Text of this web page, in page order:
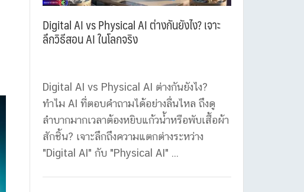
Digital AI vs Physical AI ต่างกันยังไง? เจาะ
ลึกวิธีสอน AI ในโลกจริง
Digital AI vs Physical AI ต่างกันยังไง?
ทำไม AI ที่ตอบคำถามได้อย่างลื่นไหล ถึงดู
ลำบากมากเวลาต้องหยิบแก้วน้ำหรือพับเสื้อผ้า
สักชิ้น? เจาะลึกถึงความแตกต่างระหว่าง
"Digital AI" กับ "Physical AI" ...